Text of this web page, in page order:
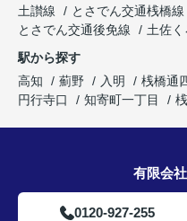
土讃線
とさでん交通桟橋線
とさでん交通後免線
土佐
駅から探す
高知
薊野 入明 桟橋通
円行寺口
知寄町一丁目
有限会
0120-927-255